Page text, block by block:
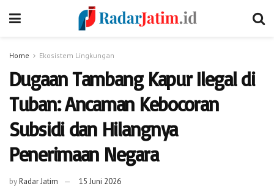
Home Ekosistem Lingkungan
Dugaan Tambang Kapur Ilegal di
Tuban: Ancaman Kebocoran
Subsidi dan Hilangnya
Penerimaan Negara
byRadar Jatim 15 Juni 2026